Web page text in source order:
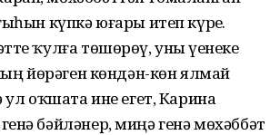
күпкә юғары итеп күрҙе.
ҡулға төшөрөү, уны үҙенеке
йөрәген көндән-көн ялмай
ул оҡшата ине егет, Карина
бәйләнер, миңә генә мөхәббәт